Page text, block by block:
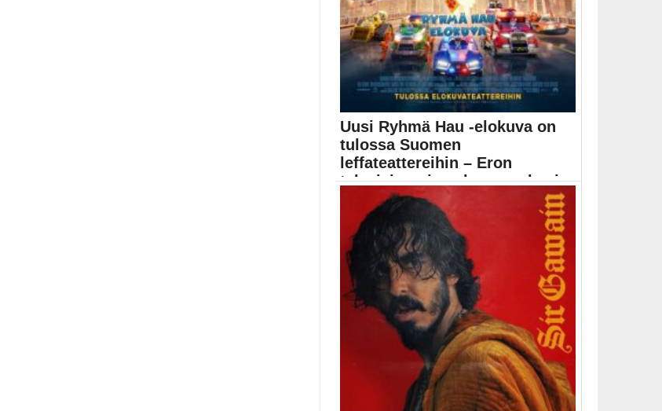
Uusi Ryhmä Hau -elokuva on
tulossa Suomen
leffateattereihin – Eron
televisiosarjaan huomaa hyvin
nop...
Paw Patrol eli Ryhmä Hau merkkaa nurkat ja...
elokuvatrailerit